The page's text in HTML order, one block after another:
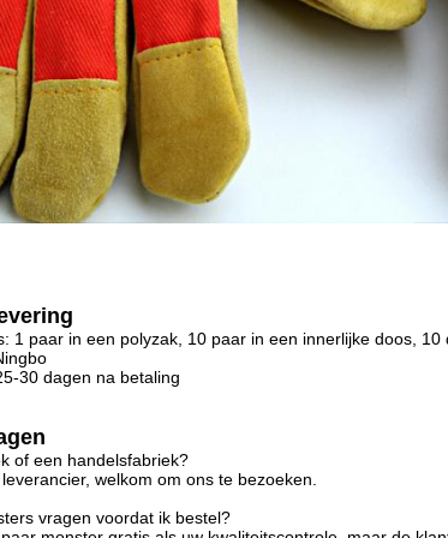
1 paar in een polyzak, 10 paar in een innerlijke doos, 10
30 dagen na betaling
of een handelsfabriek?
welkom om ons te bezoeken.
vragen voordat ik bestel?